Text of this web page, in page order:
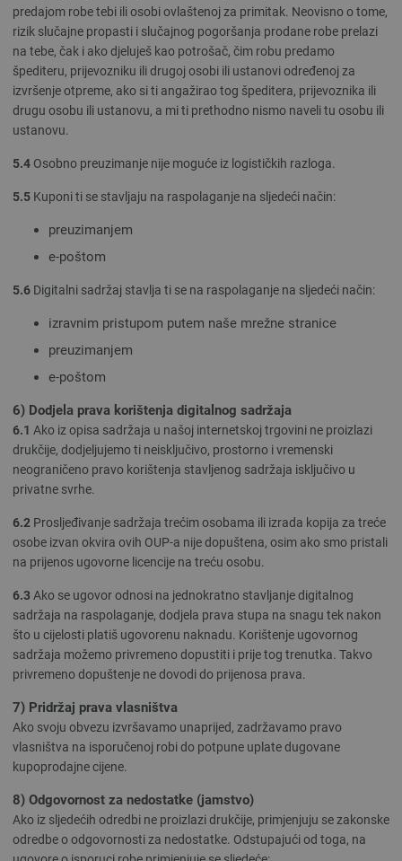
predajom robe tebi ili osobi ovlaštenoj za primitak. Neovisno o tome,
rizik slučajne propasti i slučajnog pogoršanja prodane robe prelazi
na tebe, čak i ako djeluješ kao potrošač, čim robu predamo
špediteru, prijevozniku ili drugoj osobi ili ustanovi određenoj za
izvršenje otpreme, ako si ti angažirao tog špeditera, prijevoznika ili
drugu osobu ili ustanovu, a mi ti prethodno nismo naveli tu osobu ili
ustanovu.
5.4 Osobno preuzimanje nije moguće iz logističkih razloga.
5.5 Kuponi ti se stavljaju na raspolaganje na sljedeći način:
preuzimanjem
e-poštom
5.6 Digitalni sadržaj stavlja ti se na raspolaganje na sljedeći način:
izravnim pristupom putem naše mrežne stranice
preuzimanjem
e-poštom
6) Dodjela prava korištenja digitalnog sadržaja
6.1 Ako iz opisa sadržaja u našoj internetskoj trgovini ne proizlazi
drukčije, dodjeljujemo ti neisključivo, prostorno i vremenski
neograničeno pravo korištenja stavljenog sadržaja isključivo u
privatne svrhe.
6.2 Prosljeđivanje sadržaja trećim osobama ili izrada kopija za treće
osobe izvan okvira ovih OUP-a nije dopuštena, osim ako smo pristali
na prijenos ugovorne licencije na treću osobu.
6.3Ako se ugovor odnosi na jednokratno stavljanje digitalnog
sadržaja na raspolaganje, dodjela prava stupa na snagu tek nakon
što u cijelosti platiš ugovorenu naknadu. Korištenje ugovornog
sadržaja možemo privremeno dopustiti i prije tog trenutka. Takvo
privremeno dopuštenje ne dovodi do prijenosa prava.
7) Pridržaj prava vlasništva
Ako svoju obvezu izvršavamo unaprijed, zadržavamo pravo
vlasništva na isporučenoj robi do potpune uplate dugovane
kupoprodajne cijene.
8) Odgovornost za nedostatke (jamstvo)
Ako iz sljedećih odredbi ne proizlazi drukčije, primjenjuju se zakonske
odredbe o odgovornosti za nedostatke. Odstupajući od toga, na